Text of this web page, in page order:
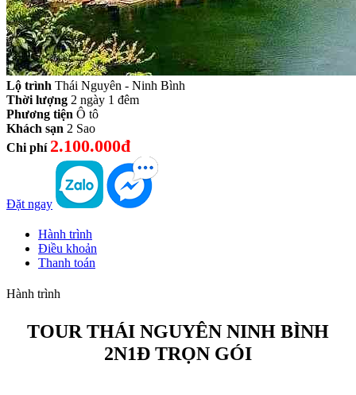
Lộ trình Thái Nguyên - Ninh Bình
Thời lượng 2 ngày 1 đêm
Phương tiện Ô tô
Khách sạn 2 Sao
Chi phí 2.100.000đ
Đặt ngay
Hành trình
Điều khoản
Thanh toán
Hành trình
TOUR THÁI NGUYÊN NINH BÌNH
2N1Đ TRỌN GÓI